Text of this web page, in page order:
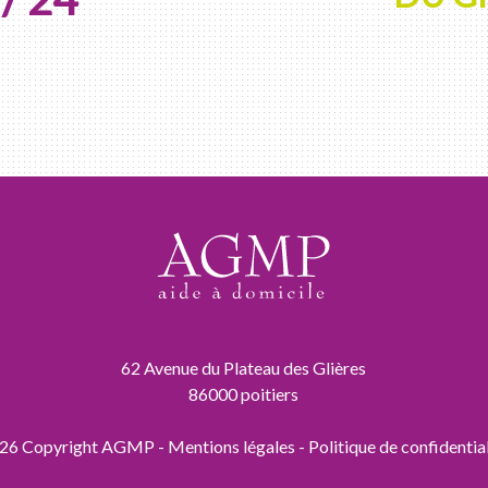
62 Avenue du Plateau des Glières
86000 poitiers
Copyright AGMP - Mentions légales - Politique de